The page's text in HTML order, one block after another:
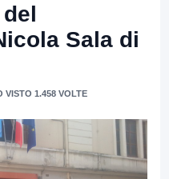
Sala di
VISTO 1.458 VOLTE